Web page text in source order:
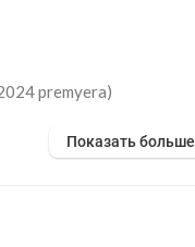
premyera)
Показать больше